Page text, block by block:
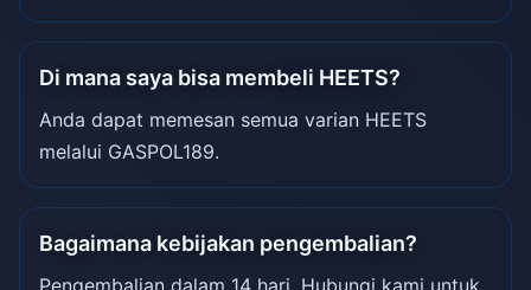
Di mana saya bisa membeli HEETS?
Anda dapat memesan semua varian HEETS
melalui GASPOL189.
Bagaimana kebijakan pengembalian?